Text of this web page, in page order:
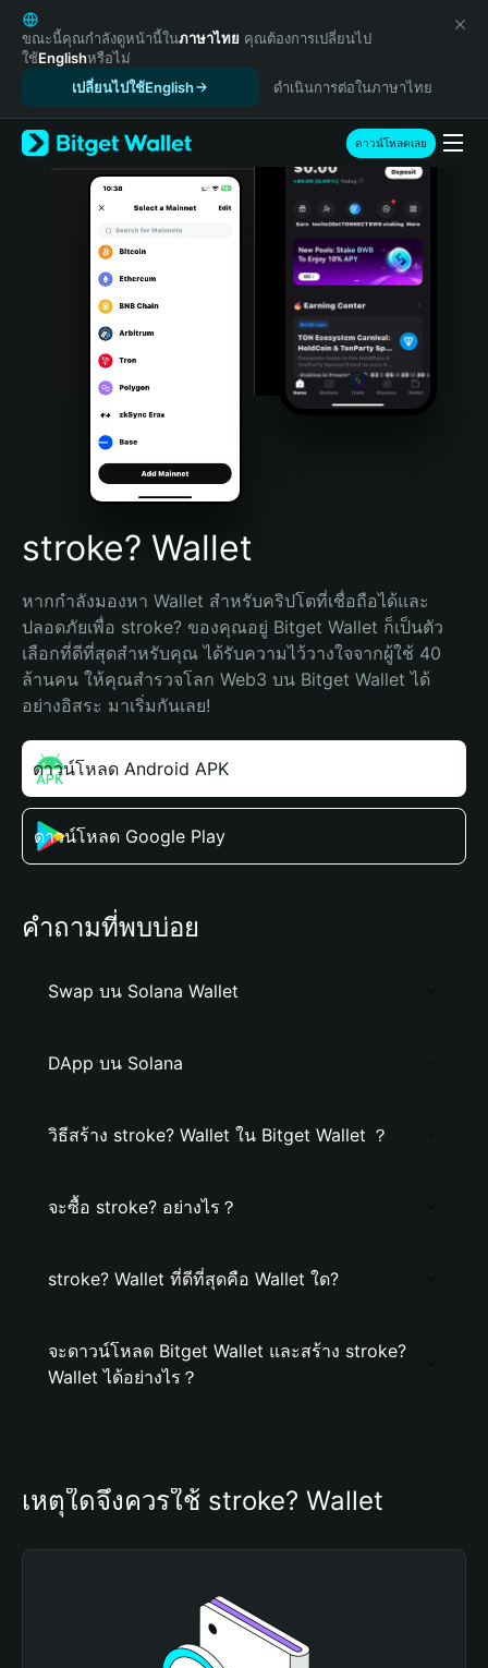
English
日本語
Tiếng Việt
Español (Latinoamérica)
Türkçe
Italiano
Português (Portugal)
Bahasa Indonesia
Português (Brasil)
Español (Argentina)
ขณะนี้คุณกำลังดูหน้านี้ในภาษาไทย คุณต้องการเปลี่ยนไป
ใช้Englishหรือไม่
เปลี่ยนไปใช้English
ดำเนินการต่อในภาษาไทย
ดาวน์โหลดเลย
stroke? Wallet
หากกำลังมองหา Wallet สำหรับคริปโตที่เชื่อถือได้และ
ปลอดภัยเพื่อ stroke? ของคุณอยู่ Bitget Wallet ก็เป็นตัว
เลือกที่ดีที่สุดสำหรับคุณ ได้รับความไว้วางใจจากผู้ใช้ 40
ล้านคน ให้คุณสำรวจโลก Web3 บน Bitget Wallet ได้
อย่างอิสระ มาเริ่มกันเลย!
ดาวน์โหลด Android APK
ดาวน์โหลด Google Play
คำถามที่พบบ่อย
Swap บน Solana Wallet
DApp บน Solana
วิธีสร้าง stroke? Wallet ใน Bitget Wallet ？
จะซื้อ stroke? อย่างไร？
stroke? Wallet ที่ดีที่สุดคือ Wallet ใด?
จะดาวน์โหลด Bitget Wallet และสร้าง stroke?
Wallet ได้อย่างไร？
เหตุใดจึงควรใช้ stroke? Wallet